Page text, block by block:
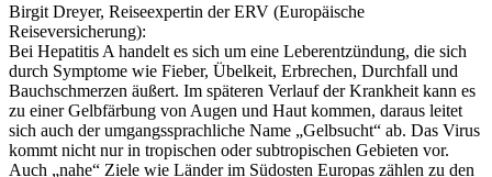
Birgit Dreyer, Reiseexpertin der ERV (Europäische
Reiseversicherung):
Bei Hepatitis A handelt es sich um eine Leberentzündung, die sich
durch Symptome wie Fieber, Übelkeit, Erbrechen, Durchfall und
Bauchschmerzen äußert. Im späteren Verlauf der Krankheit kann es
zu einer Gelbfärbung von Augen und Haut kommen, daraus leitet
sich auch der umgangssprachliche Name „Gelbsucht“ ab. Das Virus
kommt nicht nur in tropischen oder subtropischen Gebieten vor.
Auch „nahe“ Ziele wie Länder im Südosten Europas zählen zu den